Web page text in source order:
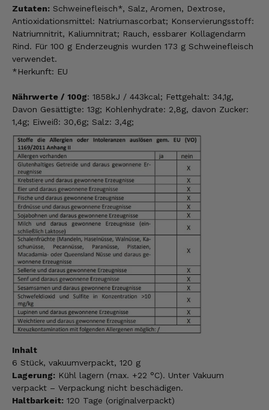
Zutaten: Schweinefleisch*, Salz, Aromen, Dextrose,
Antioxidationsmittel: Natriumascorbat; Konservierungsstoff:
Natriumnitrit, Kaliumnitrat; Rauch, essbarer Kollagendarm
Rind. Für 100 g Enderzeugnis wurden 173 g Schweinefleisch
verwendet.
*Herkunft: EU
Nährwerte / 100g: 1858kJ / 443kcal; Fettgehalt: 34,1g,
Davon Gesättigte: 13g; Kohlenhydrate: 2,8g, davon Zucker:
1,4g; Eiweiß: 30,6g; Salz: 3,4g;
Inhalt
6 Stück, vakuumverpackt, 120 g
Lagerung: Kühl lagern (max. +22 °C). Unter Vakuum
verpackt – Verpackung nicht beschädigen.
Haltbarkeit: 120 Tage (originalverpackt)